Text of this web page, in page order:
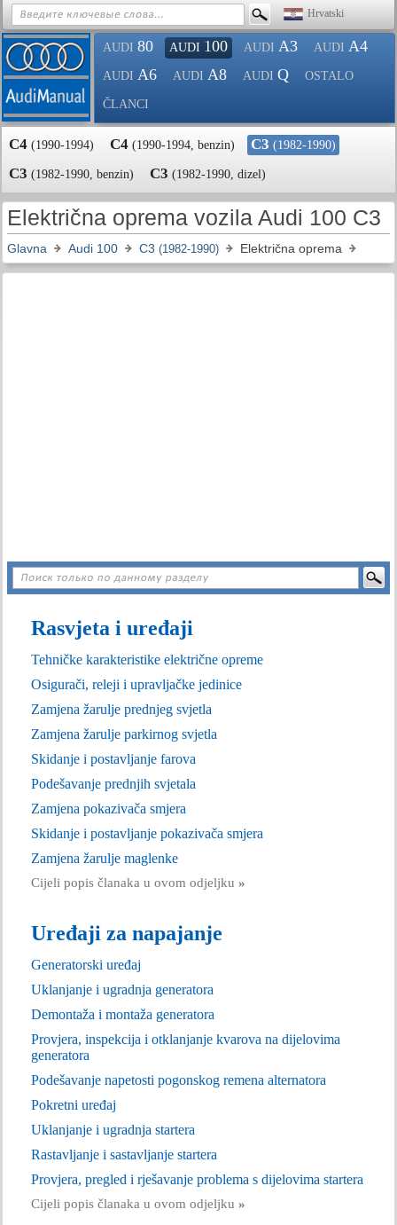
Hrvatski
AUDI 80 AUDI 100 AUDI A3 AUDI A4
AUDI A6 AUDI A8 AUDI Q OSTALO
ČLANCI
C4 (1990-1994) C4 (1990-1994, benzin) C3 (1982-1990)
C3 (1982-1990, benzin) C3 (1982-1990, dizel)
Električna oprema vozila Audi 100 C3
Glavna Audi 100 C3 (1982-1990) Električna oprema
Rasvjeta i uređaji
Tehničke karakteristike električne opreme
Osigurači, releji i upravljačke jedinice
Zamjena žarulje prednjeg svjetla
Zamjena žarulje parkirnog svjetla
Skidanje i postavljanje farova
Podešavanje prednjih svjetala
Zamjena pokazivača smjera
Skidanje i postavljanje pokazivača smjera
Zamjena žarulje maglenke
Cijeli popis članaka u ovom odjeljku »
Uređaji za napajanje
Generatorski uređaj
Uklanjanje i ugradnja generatora
Demontaža i montaža generatora
Provjera, inspekcija i otklanjanje kvarova na dijelovima
generatora
Podešavanje napetosti pogonskog remena alternatora
Pokretni uređaj
Uklanjanje i ugradnja startera
Rastavljanje i sastavljanje startera
Provjera, pregled i rješavanje problema s dijelovima startera
Cijeli popis članaka u ovom odjeljku »